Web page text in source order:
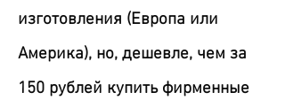
изготовления (Европа или
Америка), но, дешевле, чем за
150 рублей купить фирменные